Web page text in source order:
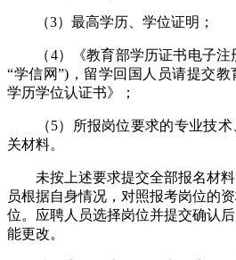
（3）最高学历、学位证明；
（4）《教育部学历证书电子注
“学信网”)，留学回国人员请提交
学历学位认证书》；
（5）所报岗位要求的专业技术
关材料。
未按上述要求提交全部报名材料
员根据自身情况，对照报考岗位的
位。应聘人员选择岗位并提交确认
能更改。